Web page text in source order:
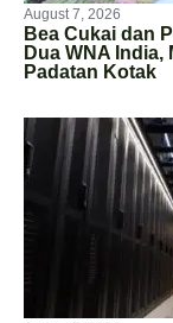
August 7, 2026
Bea Cukai dan
Dua WNA
Padatan Kotak